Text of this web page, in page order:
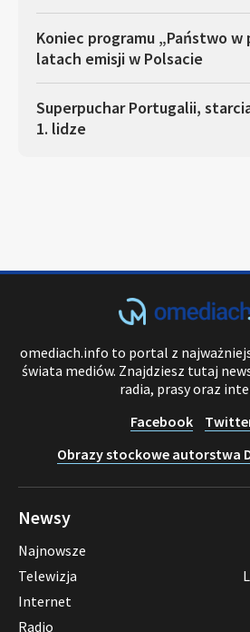
Koniec programu „Państwo w
latach emisji w Polsacie
Superpuchar Portugalii,
1. lidze
omediach.info to portal z
świata mediów. Znajdziesz tutaj
radia, prasy oraz
Facebook
Obrazy stockowe autorstwa
Newsy
Najnowsze
Telewizja
Internet
Radio